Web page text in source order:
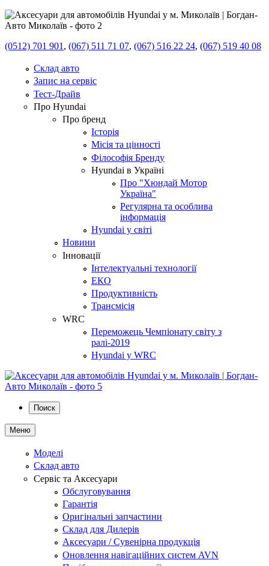
(0512) 701 901 , (067) 511 71 07, (067) 516 22 24, (067) 519 40 08
Склад авто
Запис на сервіс
Тест-Драйв
Про Hyundai
Про бренд
Історія
Місія та цінності
Філософія Бренду
Hyundai в Україні
Про "Хюндай Мотор
Україна"
Регулярна та особлива
інформація
Hyundai у світі
Новини
Інновації
Інтелектуальні технології
ЕКО
Продуктивність
Трансмісія
WRC
Переможець Чемпіонату світу з
ралі-2019
Hyundai у WRC
Поиск
Меню
Моделі
Склад авто
Сервіс та Аксесуари
Обслуговування
Гарантія
Оригінальні запчастини
Склад для Дилерів
Аксесуари / Сувенірна продукція
Оновлення навігаційних систем AVN